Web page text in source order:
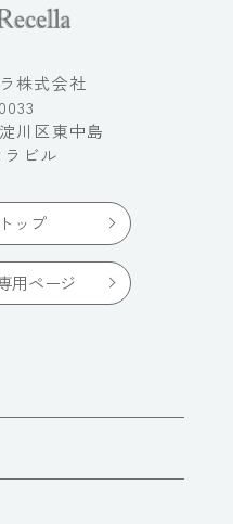
株式会社
川区東中島
ラビル
ップ
用ページ